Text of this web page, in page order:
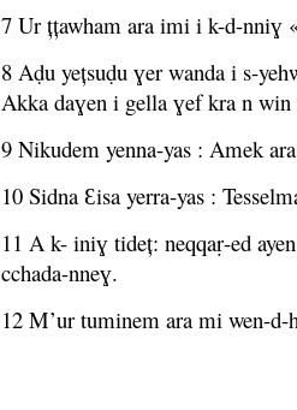
7 Ur țțawham ara imi i k-d-nniɣ
8 Aḍu yețsuḍu ɣer wanda i s-
Akka daɣen i gella ɣef kra n
9 Nikudem yenna-yas : Amek
10 Sidna Ɛisa yerra-yas :
11 A k- iniɣ tideț: neqqaṛ-ed
cchada-nneɣ.
12 M’ur tuminem ara mi wen-